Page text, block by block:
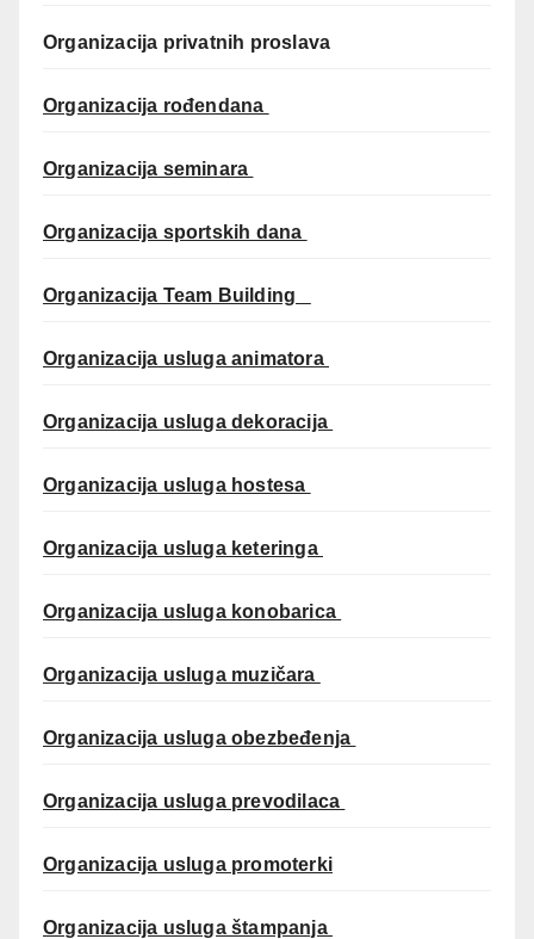
Organizacija privatnih proslava
Organizacija rođendana
Organizacija seminara
Organizacija sportskih dana
Organizacija Team Building
Organizacija usluga animatora
Organizacija usluga dekoracija
Organizacija usluga hostesa
Organizacija usluga keteringa
Organizacija usluga konobarica
Organizacija usluga muzičara
Organizacija usluga obezbeđenja
Organizacija usluga prevodilaca
Organizacija usluga promoterki
Organizacija usluga štampanja